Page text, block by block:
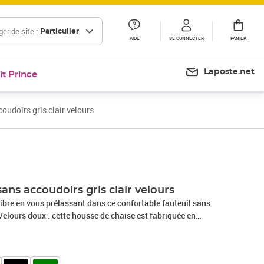
de site : Particulier
AIDE SE CONNECTER PANIER
Prince Laposte.net
gris clair velours
accoudoirs gris clair velours
en vous prélassant dans ce confortable fauteuil sans
doux : cette housse de chaise est fabriquée en
tissu doux et luxueux qui se reconnaît à son tas dense de
qui ont une touche lisse. Le tissu en velours présente un